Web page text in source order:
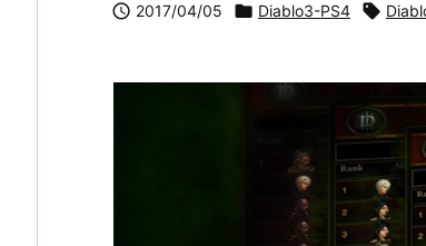
 2017/04/05  Diablo3-PS4 